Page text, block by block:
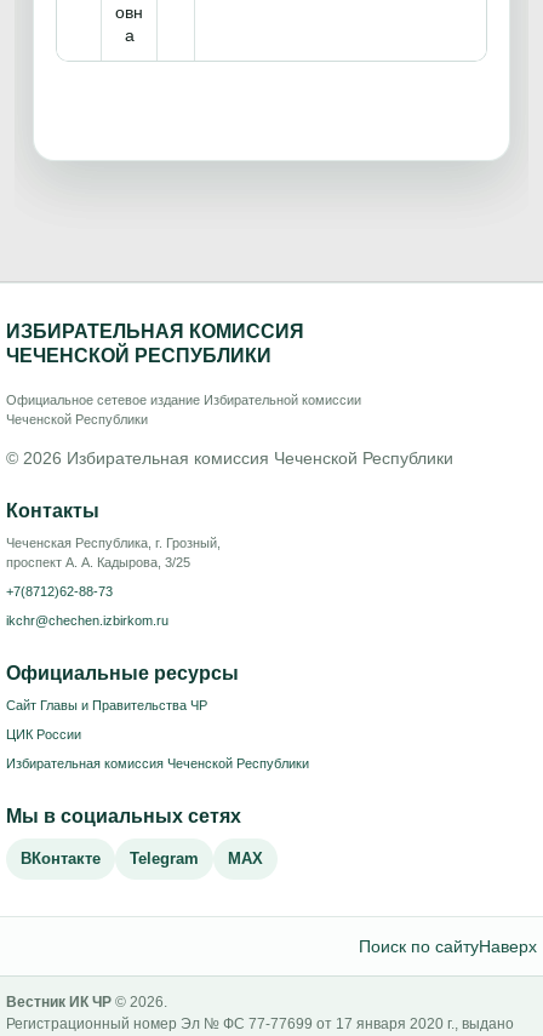
овн
а
ИЗБИРАТЕЛЬНАЯ КОМИССИЯ
ЧЕЧЕНСКОЙ РЕСПУБЛИКИ
Официальное сетевое издание Избирательной комиссии
Чеченской Республики
© 2026 Избирательная комиссия Чеченской Республики
Контакты
Чеченская Республика, г. Грозный,
проспект А. А. Кадырова, 3/25
+7(8712)62-88-73
ikchr@chechen.izbirkom.ru
Официальные ресурсы
Сайт Главы и Правительства ЧР
ЦИК России
Избирательная комиссия Чеченской Республики
Мы в социальных сетях
ВКонтакте Telegram MAX
Поиск по сайтуНаверх
Вестник ИК ЧР © 2026.
Регистрационный номер Эл № ФС 77-77699 от 17 января 2020 г., выдано